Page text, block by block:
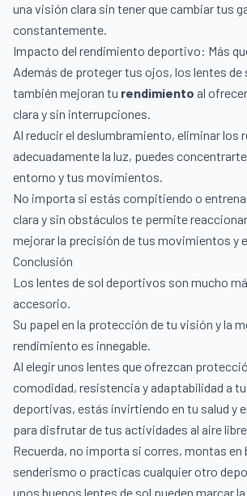
una visión clara sin tener que cambiar tus
constantemente.
Impacto del rendimiento deportivo: Más
Además de proteger tus ojos, los lentes
también mejoran tu rendimiento al
clara y sin interrupciones.
Al reducir el deslumbramiento, eliminar los
adecuadamente la luz, puedes
entorno y tus movimientos.
No importa si estás compitiendo o
clara y sin obstáculos te permite
mejorar la precisión de tus movimientos y
Conclusión
Los lentes de sol deportivos son mucho
accesorio.
Su papel en la protección de tu visión y la
rendimiento es innegable.
Al elegir unos lentes que ofrezcan
comodidad, resistencia y adaptabilidad a
deportivas, estás invirtiendo en tu salud y
para disfrutar de tus actividades al aire
Recuerda, no importa si corres, montas en
senderismo o practicas cualquier otro
unos buenos lentes de sol pueden marcar